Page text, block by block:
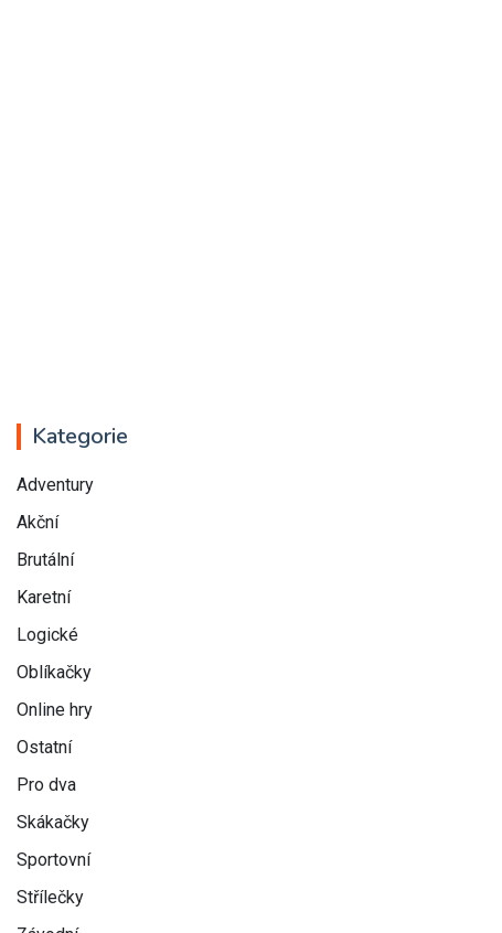
Kategorie
Adventury
Akční
Brutální
Karetní
Logické
Oblíkačky
Online hry
Ostatní
Pro dva
Skákačky
Sportovní
Střílečky